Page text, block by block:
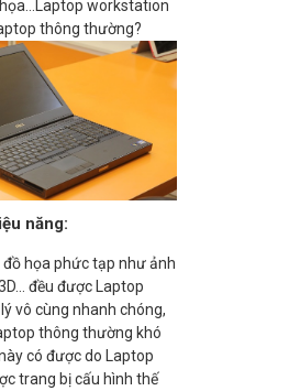
workstation
thông thường?
năng:
đồ họa phức tạp như ảnh
đều được Laptop
vô cùng nhanh chóng,
thông thường khó
có được do Laptop
trang bị cấu hình thế